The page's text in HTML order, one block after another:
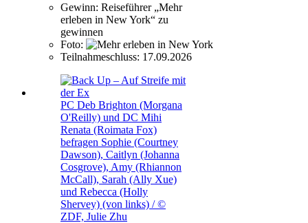
Gewinn: Reiseführer „Mehr
erleben in New York“ zu
gewinnen
Foto:
Teilnahmeschluss: 17.09.2026
PC Deb Brighton (Morgana
O'Reilly) und DC Mihi
Renata (Roimata Fox)
befragen Sophie (Courtney
Dawson), Caitlyn (Johanna
Cosgrove), Amy (Rhiannon
McCall), Sarah (Ally Xue)
und Rebecca (Holly
Shervey) (von links) / ©
ZDF, Julie Zhu